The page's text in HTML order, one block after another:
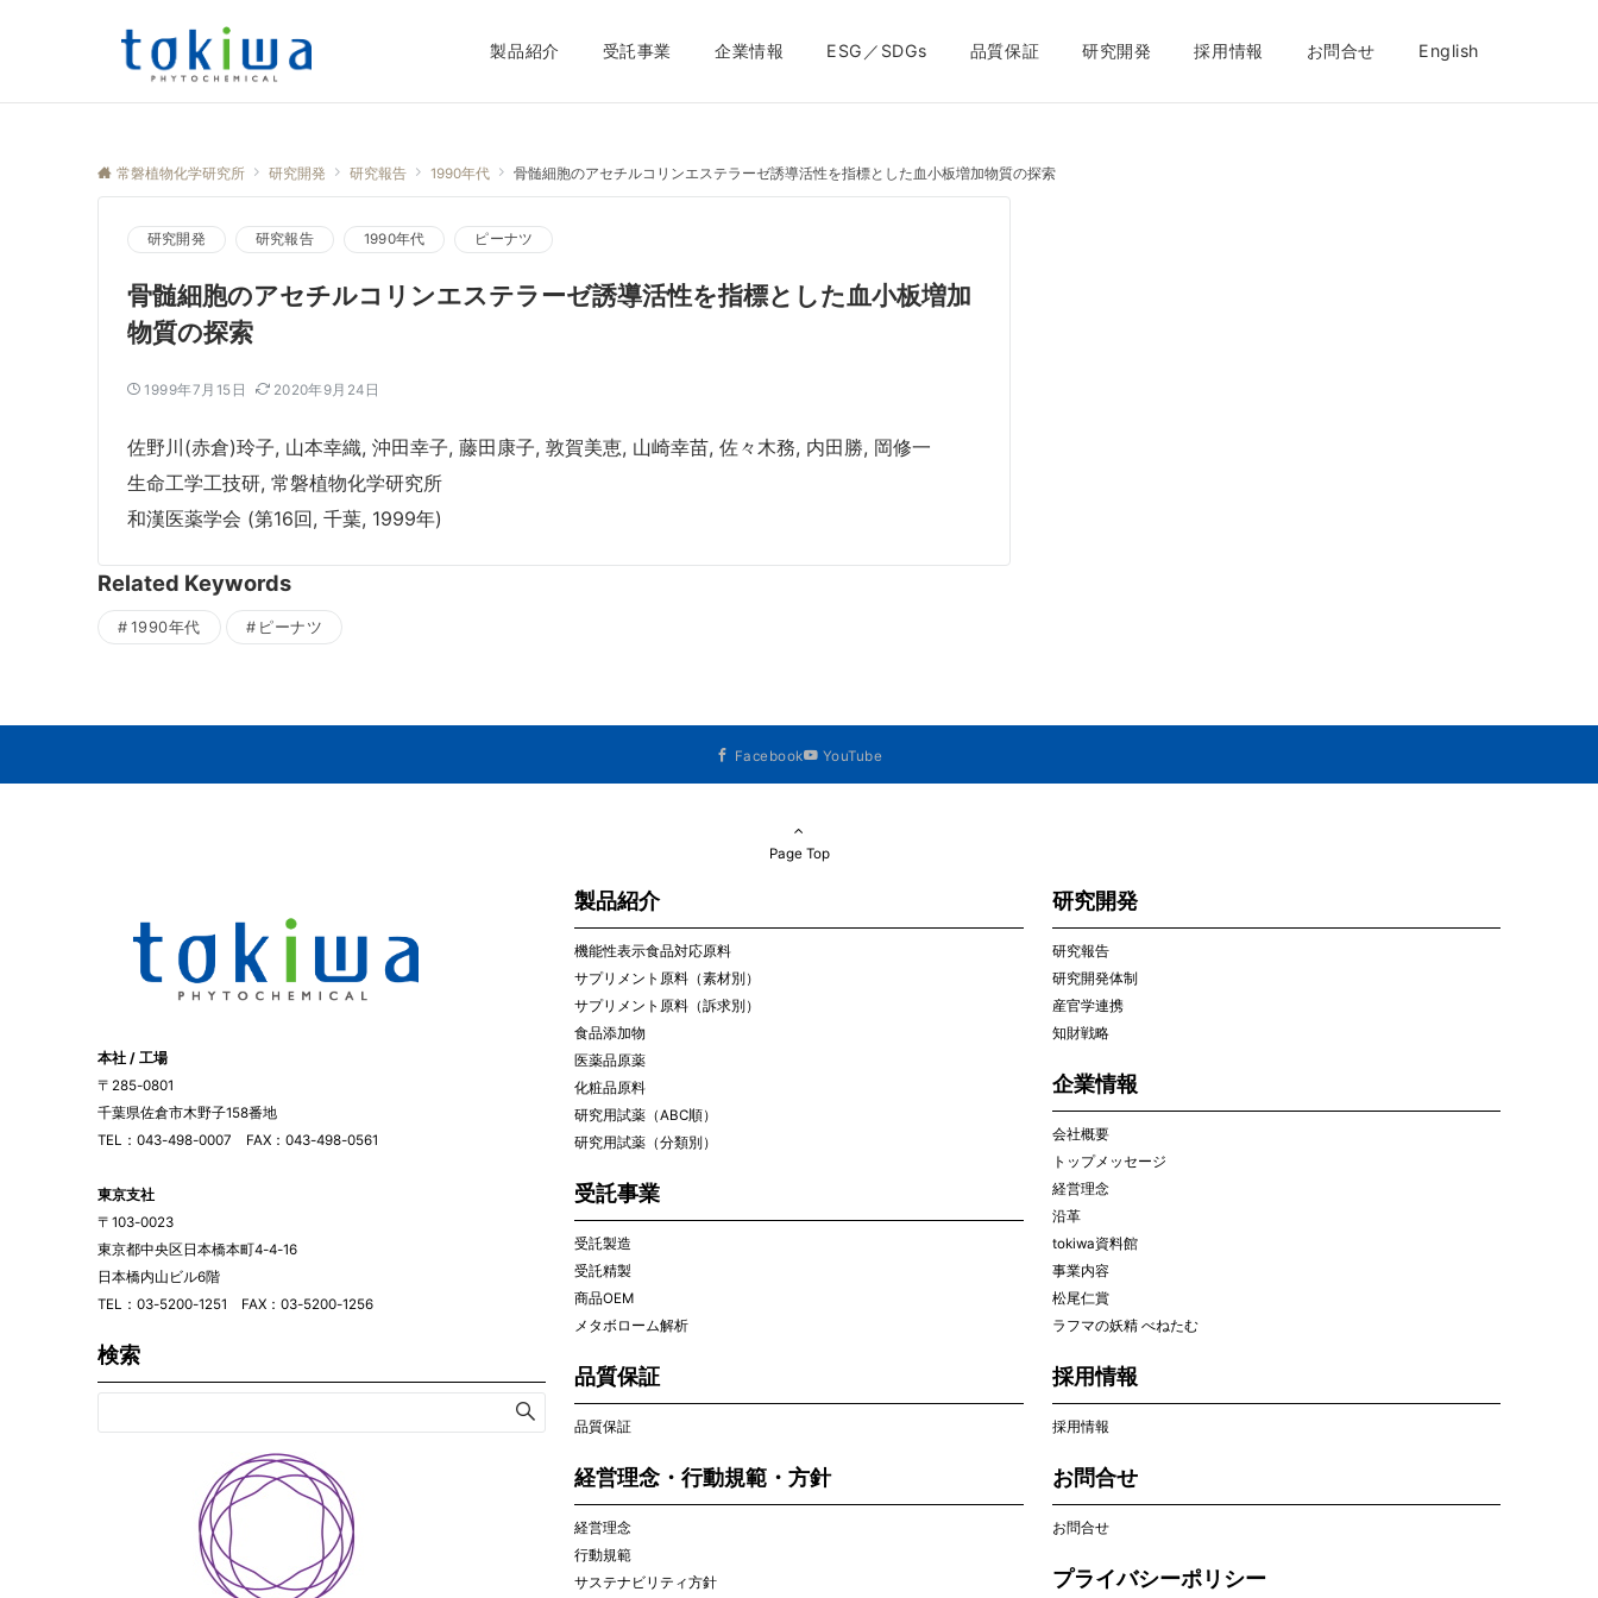
製品紹介 受託事業 企業情報 ESG／SDGs 品質保証 研究開発 採用情報 お問合せ English
常磐植物化学研究所 研究開発 研究報告 1990年代 骨髄細胞のアセチルコリンエステラーゼ誘導活性を指標とした血小板増加物質の探索
研究開発 研究報告 1990年代 ピーナツ
骨髄細胞のアセチルコリンエステラーゼ誘導活性を指標とした血小板増加
物質の探索
1999年7月15日 2020年9月24日
佐野川(赤倉)玲子, 山本幸織, 沖田幸子, 藤田康子, 敦賀美恵, 山崎幸苗, 佐々木務, 内田勝, 岡修一
生命工学工技研, 常磐植物化学研究所
和漢医薬学会 (第16回, 千葉, 1999年)
Related Keywords
1990年代 ピーナツ
Facebook YouTube
Page Top
本社 / 工場
〒285-0801
千葉県佐倉市木野子158番地
TEL：043-498-0007 FAX：043-498-0561
東京支社
〒103-0023
東京都中央区日本橋本町4-4-16
日本橋内山ビル6階
TEL：03-5200-1251 FAX：03-5200-1256
検索
製品紹介
機能性表示食品対応原料
サプリメント原料（素材別）
サプリメント原料（訴求別）
食品添加物
医薬品原薬
化粧品原料
研究用試薬（ABC順）
研究用試薬（分類別）
受託事業
受託製造
受託精製
商品OEM
メタボローム解析
品質保証
品質保証
経営理念・行動規範・方針
経営理念
行動規範
サステナビリティ方針
研究開発
研究報告
研究開発体制
産官学連携
知財戦略
企業情報
会社概要
トップメッセージ
経営理念
沿革
tokiwa資料館
事業内容
松尾仁賞
ラフマの妖精 べねたむ
採用情報
採用情報
お問合せ
お問合せ
プライバシーポリシー